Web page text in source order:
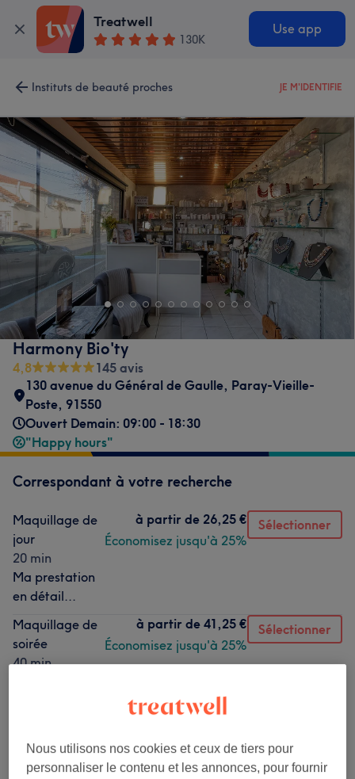
Treatwell
130K
Use app
Instituts de beauté proches JE M'IDENTIFIE
Harmony Bio'ty
4,8
145 avis
130 avenue du Général de Gaulle, Paray-Vieille-
Poste, 91550
Ouvert Demain: 09:00 - 18:30
"Happy hours"
Correspondant à votre recherche
Maquillage de
jour
20 min
Ma prestation
en détail...
à partir de 26,25 €
Économisez jusqu'à 25%
Sélectionner
Maquillage de
soirée
40 min
à partir de 41,25 €
Économisez jusqu'à 25%
Sélectionner
fêtes" : Radiofréquence et soin du
visage - Femme
255 €
Nous utilisons nos cookies et ceux de tiers pour
personnaliser le contenu et les annonces, pour fournir